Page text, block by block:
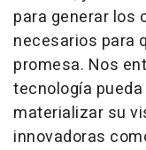
para generar los
necesarios para
promesa. Nos
tecnología
materializar su
innovadoras